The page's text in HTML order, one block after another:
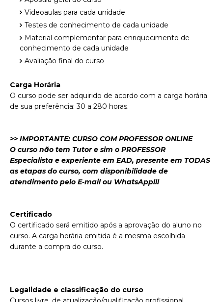
Videoaulas para cada unidade
Testes de conhecimento de cada unidade
Material complementar para enriquecimento de
conhecimento de cada unidade
Avaliação final do curso
Carga Horária
O curso pode ser adquirido de acordo com a carga horária
de sua preferência: 30 a 280 horas.
>> IMPORTANTE: CURSO COM PROFESSOR ONLINE
O curso não tem Tutor e sim o PROFESSOR
Especialista e experiente em EAD, presente em TODAS
as etapas do curso, com disponibilidade de
atendimento pelo E-mail ou WhatsApp!!!
Certificado
O certificado será emitido após a aprovação do aluno no
curso. A carga horária emitida é a mesma escolhida
durante a compra do curso.
Legalidade e classificação do curso